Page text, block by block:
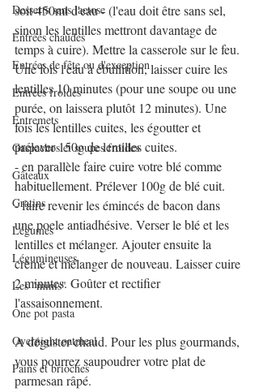
Desserts sans lactose
Entrées chaudes
Entrées de fête ou d'exception
Entrées froides
Entremets
Gaspachos et soupes froides
Gâteaux
Gratins
Légumes
Légumineuses
Les "minis"
One pot pasta
Overnight oatmeal
Pains et brioches
soit 450ml d'eau - (l'eau doit être sans sel,
sinon les lentilles mettront davantage de
temps à cuire). Mettre la casserole sur le feu.
Une fois l'eau à ébullition, laisser cuire les
lentilles 10 minutes (pour une soupe ou une
purée, on laissera plutôt 12 minutes). Une
fois les lentilles cuites, les égoutter et
prélever 150g de lentilles cuites.
- en parallèle faire cuire votre blé comme
habituellement. Prélever 100g de blé cuit.
- faire revenir les émincés de bacon dans
une poele antiadhésive. Verser le blé et les
lentilles et mélanger. Ajouter ensuite la
crème et mélanger de nouveau. Laisser cuire
2 minutes. Goûter et rectifier
l'assaisonnement.
A déguster chaud. Pour les plus gourmands,
vous pourrez saupoudrer votre plat de
parmesan râpé.